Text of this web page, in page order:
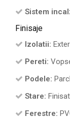
Sistem
Finisaje
Izolatii:
Pereti:
Podele:
Stare: Finisat
Ferestre: